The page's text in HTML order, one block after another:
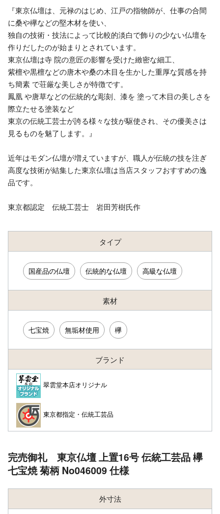
『東京仏壇は、元禄のはじめ、江戸の指物師が、仕事の合間
に桑や欅などの堅木材を使い、
独自の技術・技法によって比較的淡白で飾りの少ない仏壇を
作りだしたのが始まりとされています。
東京仏壇は寺 院の意匠の影響を受けた緻密な細工、
紫檀や黒檀などの唐木や桑の木目を生かした重厚な質感を持
ち簡素 で荘厳な美しさが特徴です。
鳳凰 や唐草などの伝統的な彫刻、漆を 塗って木目の美しさを
際立たせる塗装など
東京の伝統工芸士が誇る様々な技が駆使され、その優美さは
見るものを魅了します。』
近年はモダン仏壇が増えていますが、職人が伝統の技を注ぎ
高度な技術が結集した東京仏壇は当店スタッフおすすめの逸
品です。
東京都認定 伝統工芸士 岩田芳樹氏作
タイプ
国産品の仏壇 伝統的な仏壇 高級な仏壇
素材
七宝焼 無垢材使用 欅
ブランド
翠雲堂本店オリジナル
東京都指定・伝統工芸品
完売御礼 東京仏壇 上置16号 伝統工芸品 欅
七宝焼 菊柄 No046009 仕様
外寸法